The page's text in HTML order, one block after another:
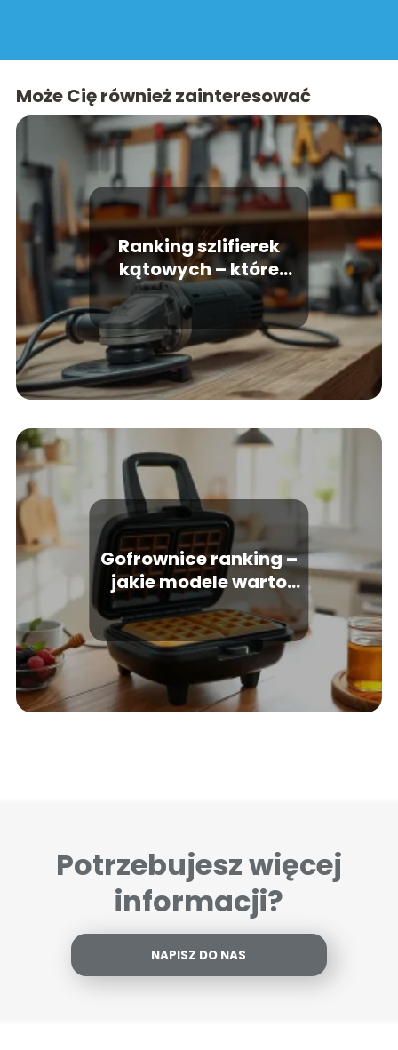
Może Cię również zainteresować
Ranking szlifierek
kątowych – które
modele warto kupić?
Gofrownice ranking –
jakie modele warto
kupić?
Potrzebujesz więcej
informacji?
NAPISZ DO NAS